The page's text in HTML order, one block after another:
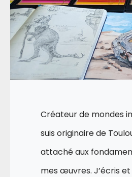
Créateur de mondes
suis originaire de
attaché aux
mes œuvres. J’écris